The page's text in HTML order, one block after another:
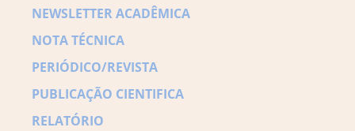
NEWSLETTER ACADÊMICA
NOTA TÉCNICA
PERIÓDICO/REVISTA
PUBLICAÇÃO CIENTIFICA
RELATÓRIO